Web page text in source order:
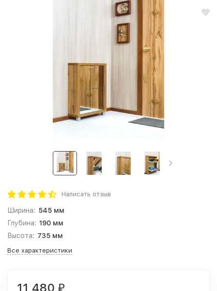
Написать отзыв
Ширина: 545 мм
Глубина: 190 мм
Высота: 735 мм
Все характеристики
11 480 ₽